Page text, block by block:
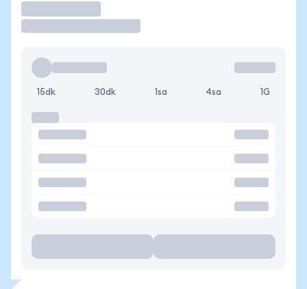
15dk 30dk 1sa 4sa 1G